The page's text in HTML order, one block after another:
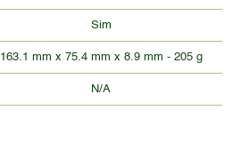
Sim
163.1 mm x 75.4 mm x 8.9 mm - 205 g
N/A